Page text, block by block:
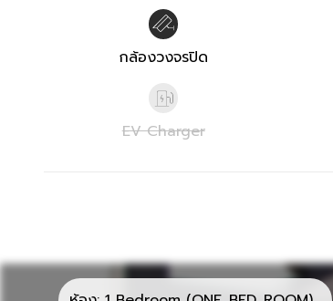
กล้องวงจรปิด
EV Charger